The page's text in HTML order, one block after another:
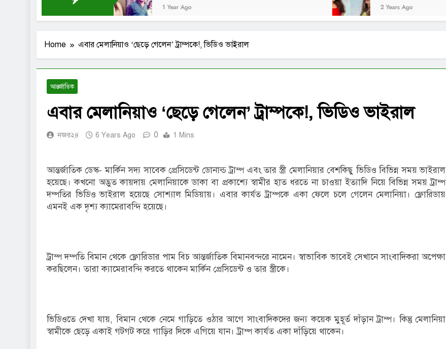
1 Year Ago 2 Years Ago
Home এবার মেলানিয়াও ‘ছেড়ে গেলেন’ ট্রাম্পকে!, ভিডিও ভাইরাল
আন্তর্জাতিক
এবার মেলানিয়াও ‘ছেড়ে গেলেন’ ট্রাম্পকে!, ভিডিও ভাইরাল
নজর২৪ 6 Years Ago 0 1 Mins
আন্তর্জাতিক ডেস্ক- মার্কিন সদ্য সাবেক প্রেসিডেন্ট ডোনাল্ড ট্রাম্প এবং তার স্ত্রী মেলানিয়ার বেশকিছু ভিডিও বিভিন্ন সময় ভাইরাল
হয়েছে। কখনো অদ্ভুত কায়দায় মেলানিয়াকে ডাকা বা প্রকাশ্যে স্বামীর হাত ধরতে না চাওয়া ইত্যাদি নিয়ে বিভিন্ন সময় ট্রাম্প
দম্পতির ভিডিও ভাইরাল হয়েছে সোশ্যাল মিডিয়ায়। এবার কার্যত ট্রাম্পকে একা ফেলে চলে গেলেন মেলানিয়া। ফ্লোরিডায়
এমনই এক দৃশ্য ক্যামেরাবন্দি হয়েছে।
ট্রাম্প দম্পতি বিমান থেকে ফ্লোরিডার পাম বিচ আন্তর্জাতিক বিমানবন্দরে নামেন। স্বাভাবিক ভাবেই সেখানে সাংবাদিকরা অপেক্ষা
করছিলেন। তারা ক্যামেরাবন্দি করতে থাকেন মার্কিন প্রেসিডেন্ট ও তার স্ত্রীকে।
ভিডিওতে দেখা যায়, বিমান থেকে নেমে গাড়িতে ওঠার আগে সাংবাদিকদের জন্য কয়েক মুহূর্ত দাঁড়ান ট্রাম্প। কিন্তু মেলানিয়া
স্বামীকে ছেড়ে একাই গটগট করে গাড়ির দিকে এগিয়ে যান। ট্রাম্প কার্যত একা দাঁড়িয়ে থাকেন।